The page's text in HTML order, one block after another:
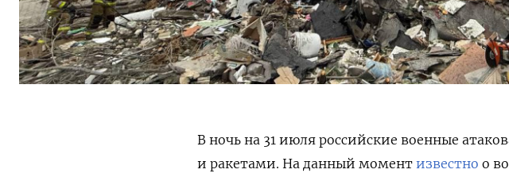
В ночь на 31 июля российские военные
и ракетами. На данный момент известно о